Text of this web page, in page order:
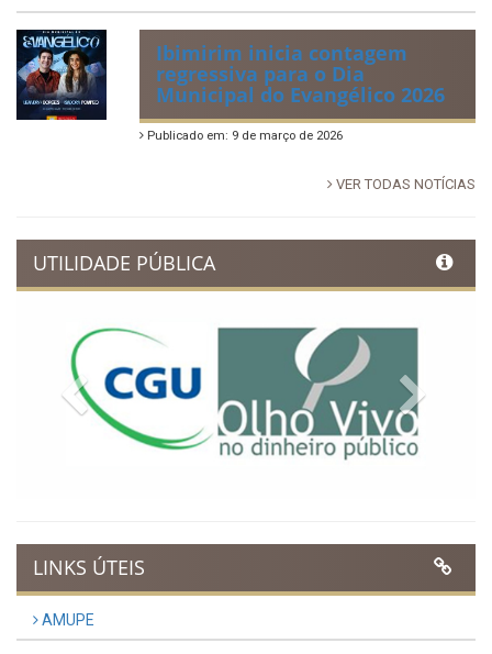
Ibimirim inicia contagem
regressiva para o Dia
Municipal do Evangélico 2026
Publicado em: 9 de março de 2026
VER TODAS NOTÍCIAS
UTILIDADE PÚBLICA
Previous
LINKS ÚTEIS
AMUPE